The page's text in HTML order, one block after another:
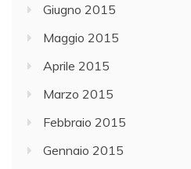
Giugno 2015
Maggio 2015
Aprile 2015
Marzo 2015
Febbraio 2015
Gennaio 2015